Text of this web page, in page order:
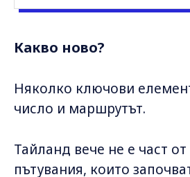
Какво ново?
Няколко ключови
число и маршрутът.
Тайланд вече не е част
пътувания, които